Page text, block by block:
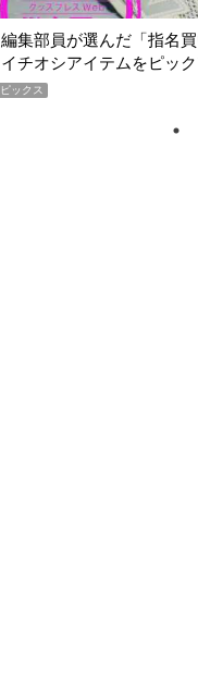
記事か
「買って損な
期AWARD】